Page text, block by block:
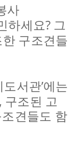
사
하세요? 그
구조견들
도서관’에는
, 구조된 고
견들도 함